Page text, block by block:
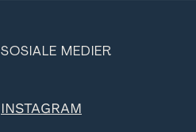
SOSIALE MEDIER
INSTAGRAM